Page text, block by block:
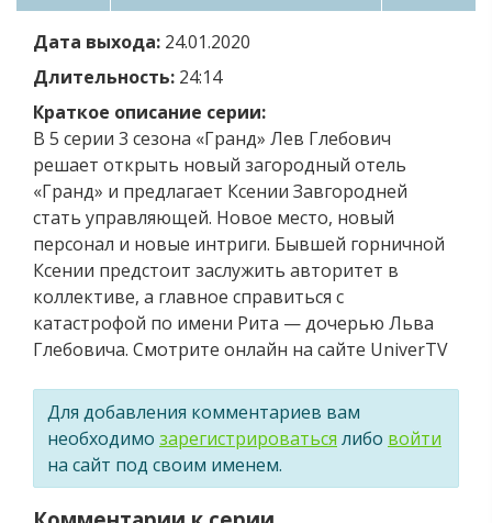
Дата выхода: 24.01.2020
Длительность: 24:14
Краткое описание серии:
В 5 серии 3 сезона «Гранд» Лев Глебович
решает открыть новый загородный отель
«Гранд» и предлагает Ксении Завгородней
стать управляющей. Новое место, новый
персонал и новые интриги. Бывшей горничной
Ксении предстоит заслужить авторитет в
коллективе, а главное справиться с
катастрофой по имени Рита — дочерью Льва
Глебовича. Смотрите онлайн на сайте UniverTV
Для добавления комментариев вам
необходимо зарегистрироваться либо войти
на сайт под своим именем.